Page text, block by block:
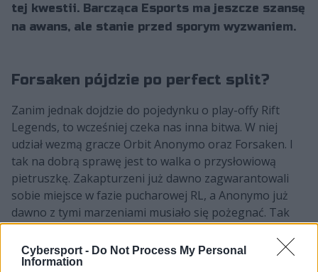
Cybersport - Do Not Process My Personal
Information
tej kwestii. Barcząca Esports ma jeszcze szansę
na awans, ale stanie przed sporym wyzwaniem.
Forsaken pójdzie po perfect split?
Zanim jednak dojdzie do pojedynku o play-offy Rift
Legends, to wcześniej czeka nas inna bitwa. W niej
udział wezmą gracze Orbit Anonymo oraz Forsaken. I
tak na dobrą sprawę jest to walka o przysłowiową
pietruszkę. Zakapturzeni już dawno zagwarantowali
sobie miejsce w fazie pucharowej RL, a Anonymo już
dawno z tymi marzeniami musiało się pożegnać. Tak
więc w tej kwestii jest wszystko jasne. Ale FSK przecież
ma jeszcze jeden cel – perfect split. Jakub "Cinkrof"
Rokicki i jego koledzy mają obecnie bilans 6-0 i brakuje